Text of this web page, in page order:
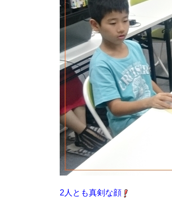
2人とも真剣な顔